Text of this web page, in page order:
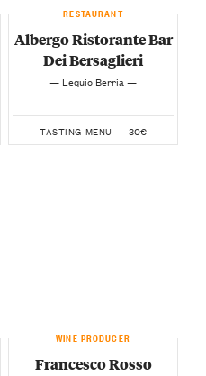
RESTAURANT
Albergo Ristorante Bar
Dei Bersaglieri
— Lequio Berria —
TASTING MENU — 30€
WINE PRODUCER
Francesco Rosso